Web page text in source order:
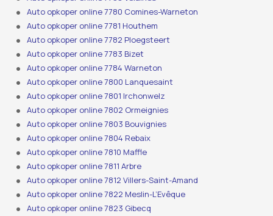
Auto opkoper online 7780 Comines-Warneton
Auto opkoper online 7781 Houthem
Auto opkoper online 7782 Ploegsteert
Auto opkoper online 7783 Bizet
Auto opkoper online 7784 Warneton
Auto opkoper online 7800 Lanquesaint
Auto opkoper online 7801 Irchonwelz
Auto opkoper online 7802 Ormeignies
Auto opkoper online 7803 Bouvignies
Auto opkoper online 7804 Rebaix
Auto opkoper online 7810 Maffle
Auto opkoper online 7811 Arbre
Auto opkoper online 7812 Villers-Saint-Amand
Auto opkoper online 7822 Meslin-L’Evêque
Auto opkoper online 7823 Gibecq